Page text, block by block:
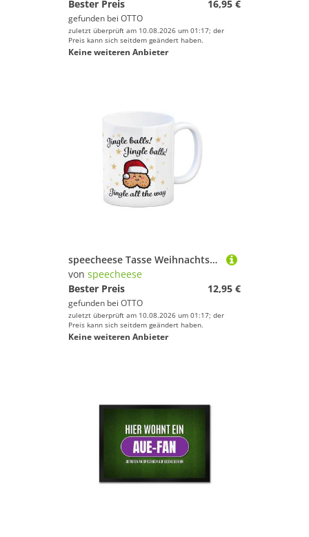
Bester Preis
16,95 €
gefunden bei OTTO
zuletzt überprüft am 10.08.2026 um 01:17; der
Preis kann sich seitdem geändert haben.
Keine weiteren Anbieter
speecheese Tasse Weihnachts-Hoden Kaffeebecher mit Weihnachtssong Jingle balls
von speecheese
Bester Preis
12,95 €
gefunden bei OTTO
zuletzt überprüft am 10.08.2026 um 01:17; der
Preis kann sich seitdem geändert haben.
Keine weiteren Anbieter